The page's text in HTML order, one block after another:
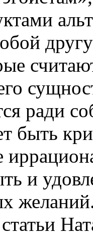
ради
быть
и